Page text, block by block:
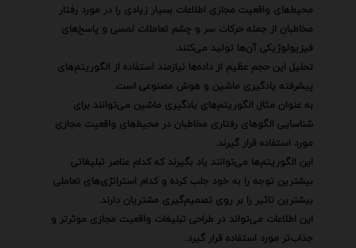
محیط‌های واقعیت مجازی اطلاعات بسیار زیادی را در مورد رفتار
مخاطبان از جمله حرکات سر و چشم تعاملات لمسی و پاسخ‌های
فیزیولوژیکی آن‌ها تولید می‌کنند.
تحلیل این حجم عظیم از داده‌ها نیازمند استفاده از الگوریتم‌های
پیشرفته یادگیری ماشین و هوش مصنوعی است.
به عنوان مثال الگوریتم‌های یادگیری ماشین می‌توانند برای
شناسایی الگوهای رفتاری مخاطبان در محیط‌های واقعیت مجازی
مورد استفاده قرار گیرند.
این الگوریتم‌ها می‌توانند یاد بگیرند که کدام عناصر تبلیغاتی
بیشترین توجه را به خود جلب کرده و کدام استراتژی‌های تعاملی
بیشترین تاثیر را بر روی تصمیم‌گیری مشتریان دارند.
این اطلاعات می‌تواند در طراحی تبلیغات واقعیت مجازی موثرتر و
جذاب‌تر مورد استفاده قرار گیرد.